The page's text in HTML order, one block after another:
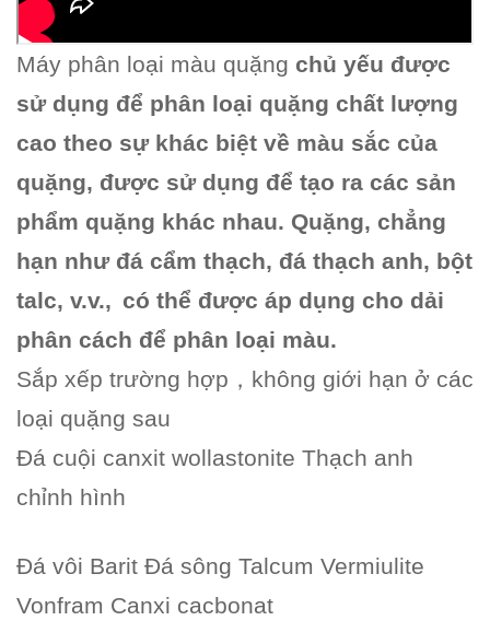
Máy phân loại màu quặng chủ yếu được
sử dụng để phân loại quặng chất lượng
cao theo sự khác biệt về màu sắc của
quặng, được sử dụng để tạo ra các sản
phẩm quặng khác nhau. Quặng, chẳng
hạn như đá cẩm thạch, đá thạch anh, bột
talc, v.v., có thể được áp dụng cho dải
phân cách để phân loại màu.
Sắp xếp trường hợp ， không giới hạn ở các
loại quặng sau
Đá cuội canxit wollastonite Thạch anh
chỉnh hình
Đá vôi Barit Đá sông Talcum Vermiulite
Vonfram Canxi cacbonat